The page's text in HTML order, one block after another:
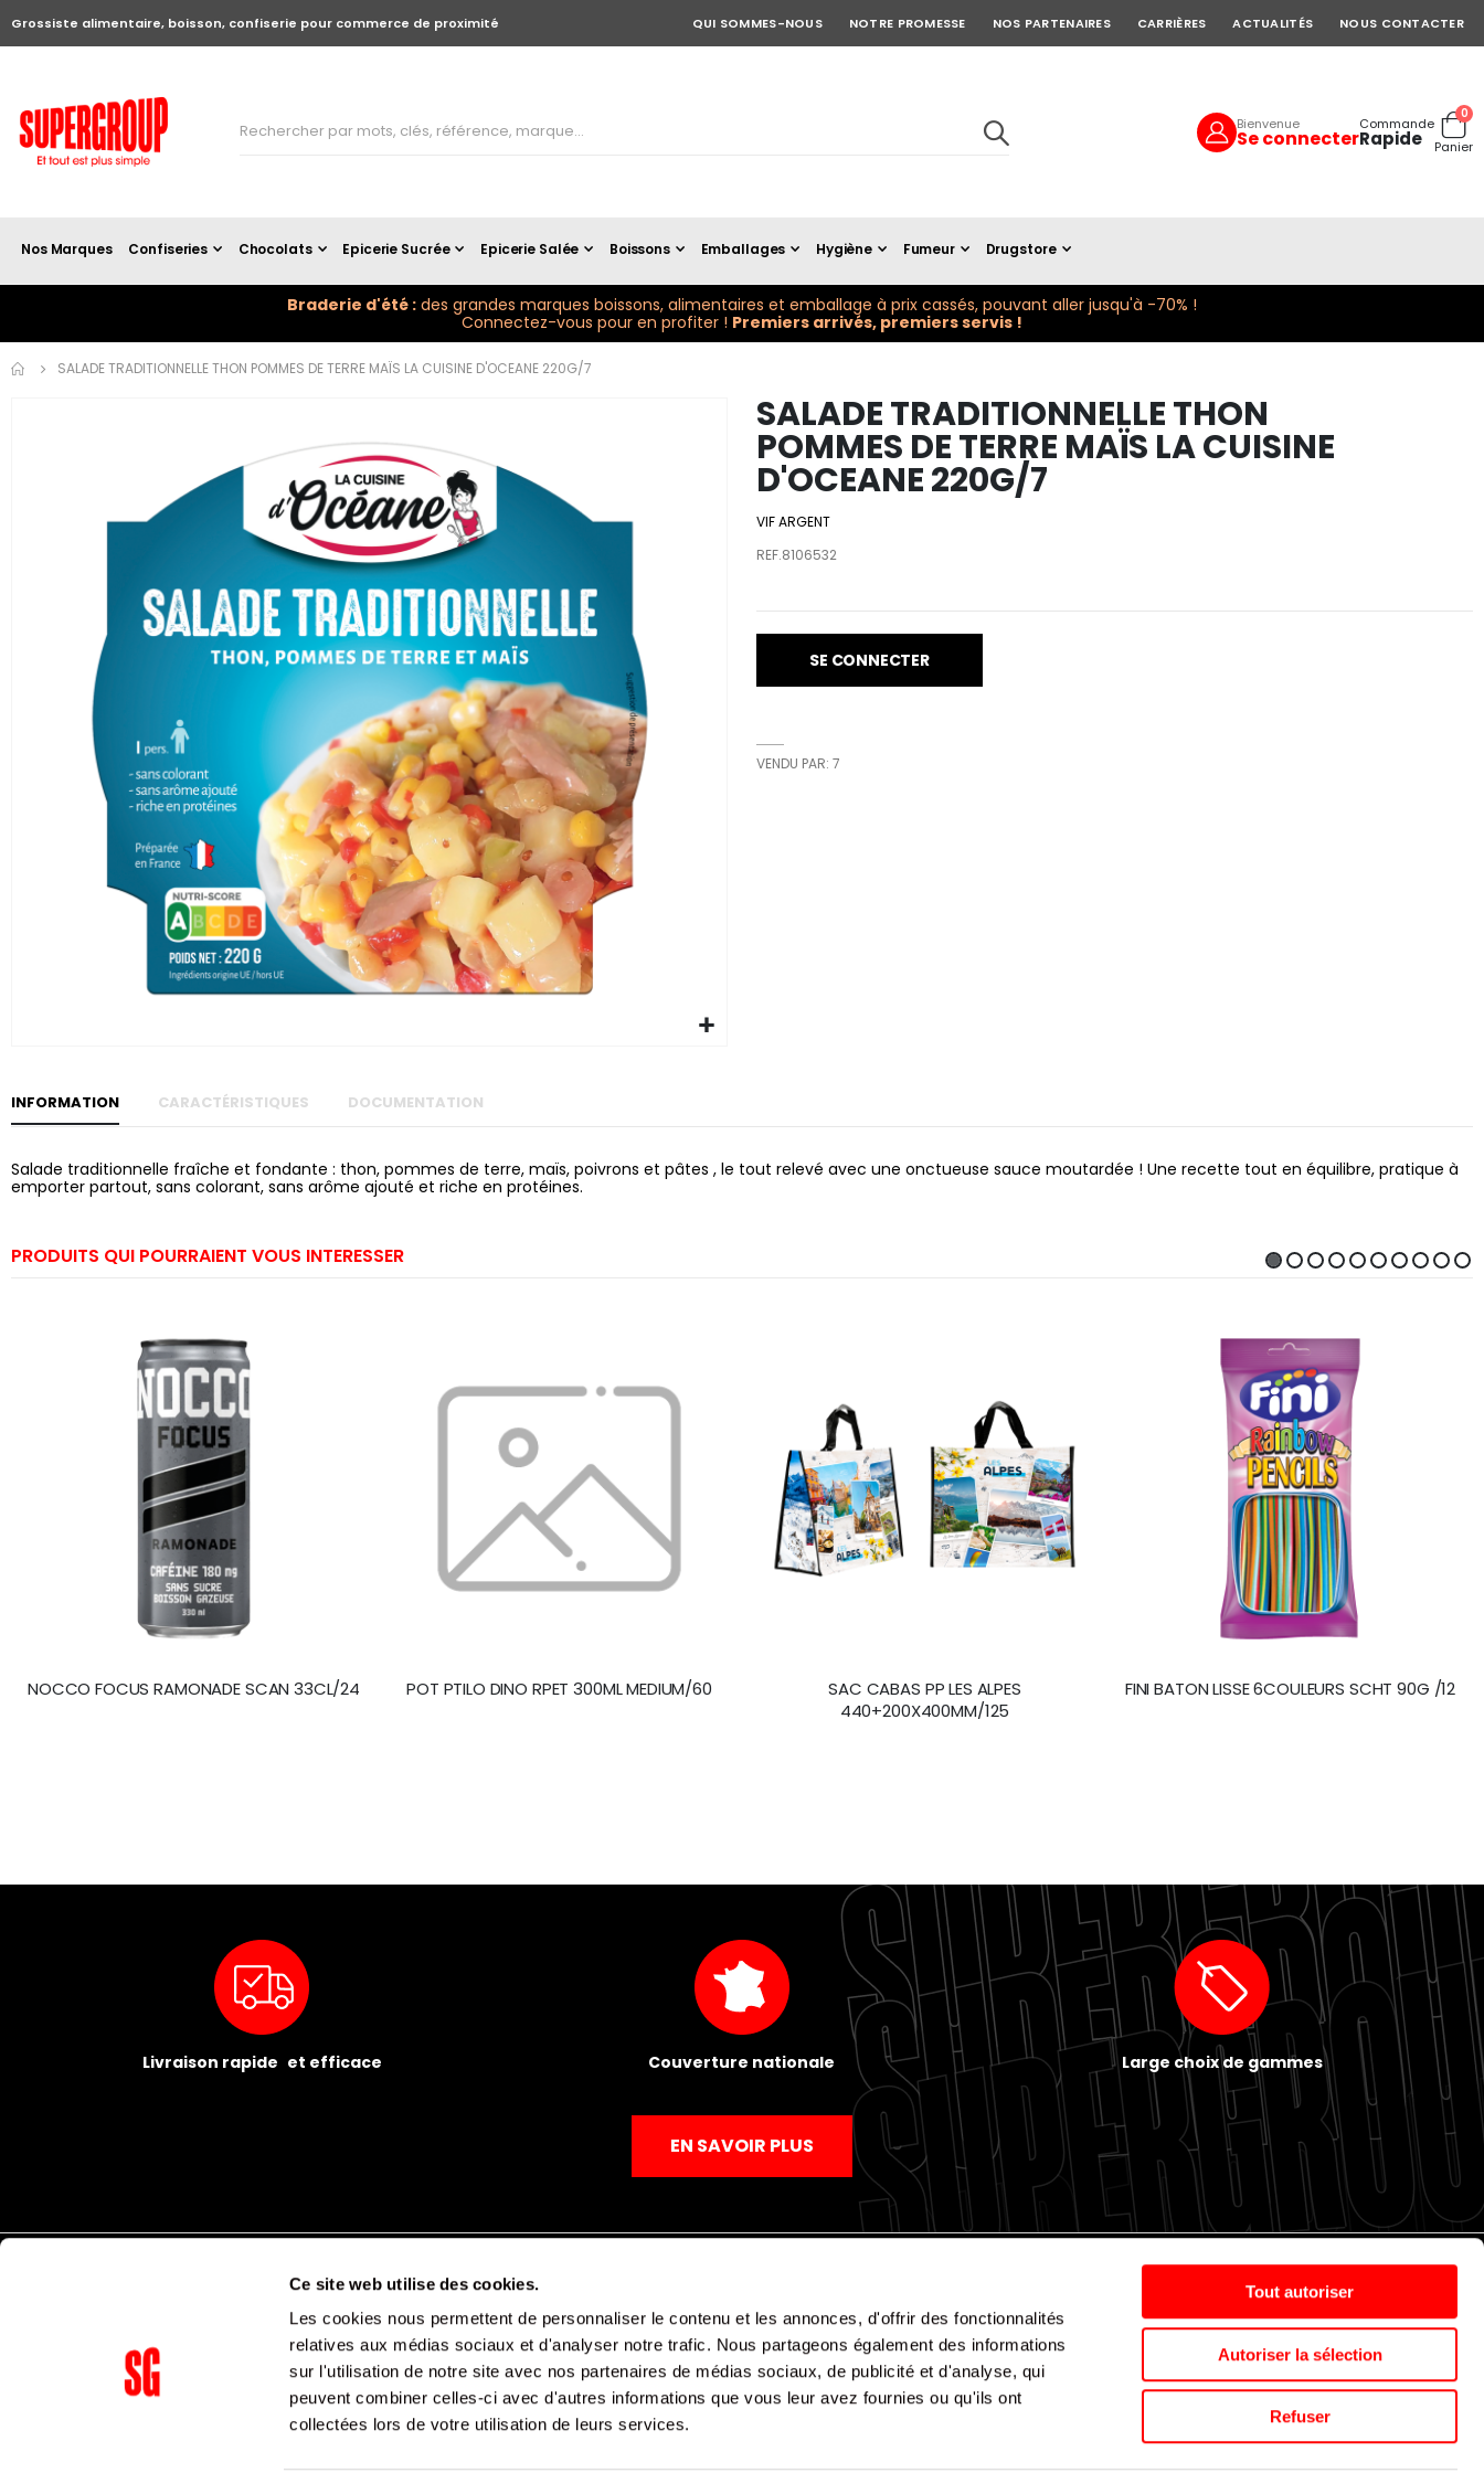
Ce site web utilise des cookies.
Les cookies nous permettent de personnaliser le contenu et les annonces, d'offrir des fonctionnalités
relatives aux médias sociaux et d'analyser notre trafic. Nous partageons également des informations
sur l'utilisation de notre site avec nos partenaires de médias sociaux, de publicité et d'analyse, qui
peuvent combiner celles-ci avec d'autres informations que vous leur avez fournies ou qu'ils ont
collectées lors de votre utilisation de leurs services.
Tout autoriser
Autoriser la sélection
Refuser
Grossiste alimentaire, boisson, confiserie pour commerce de proximité QUI SOMMES-NOUS NOTRE PROMESSE NOS PARTENAIRES CARRIÈRES ACTUALITÉS NOUS CONTACTER
Bienvenue
Se connecter
Commande
Rapide Cart
0
Panier
Nos Marques Confiseries Chocolats Epicerie Sucrée Epicerie Salée Boissons Emballages Hygiène Fumeur Drugstore
Braderie d'été : des grandes marques boissons, alimentaires et emballage à prix cassés, pouvant aller jusqu'à -70% !
Connectez-vous pour en profiter ! Premiers arrivés, premiers servis !
SALADE TRADITIONNELLE THON POMMES DE TERRE MAÏS LA CUISINE D'OCEANE 220G/7
the
SALADE TRADITIONNELLE THON
POMMES DE TERRE MAÏS LA CUISINE
D'OCEANE 220G/7
VIF ARGENT
REF.8106532
SE CONNECTER
VENDU PAR: 7
INFORMATION
Salade traditionnelle fraîche et fondante : thon, pommes de terre, maïs, poivrons et pâtes , le tout relevé avec une onctueuse sauce moutardée ! Une recette tout en équilibre, pratique à
emporter partout, sans colorant, sans arôme ajouté et riche en protéines.
CARACTÉRISTIQUES DOCUMENTATION
PRODUITS QUI POURRAIENT VOUS INTERESSER
NOCCO FOCUS RAMONADE SCAN 33CL/24 POT PTILO DINO RPET 300ML MEDIUM/60
SAC CABAS PP LES ALPES
440+200X400MM/125
FINI BATON LISSE 6COULEURS SCHT 90G /12
Livraison rapide et efficace Couverture nationale Large choix de gammes
EN SAVOIR PLUS
Mentions légales Politique de confidentialité CGV Politique de cookies Nos agences Espace presse